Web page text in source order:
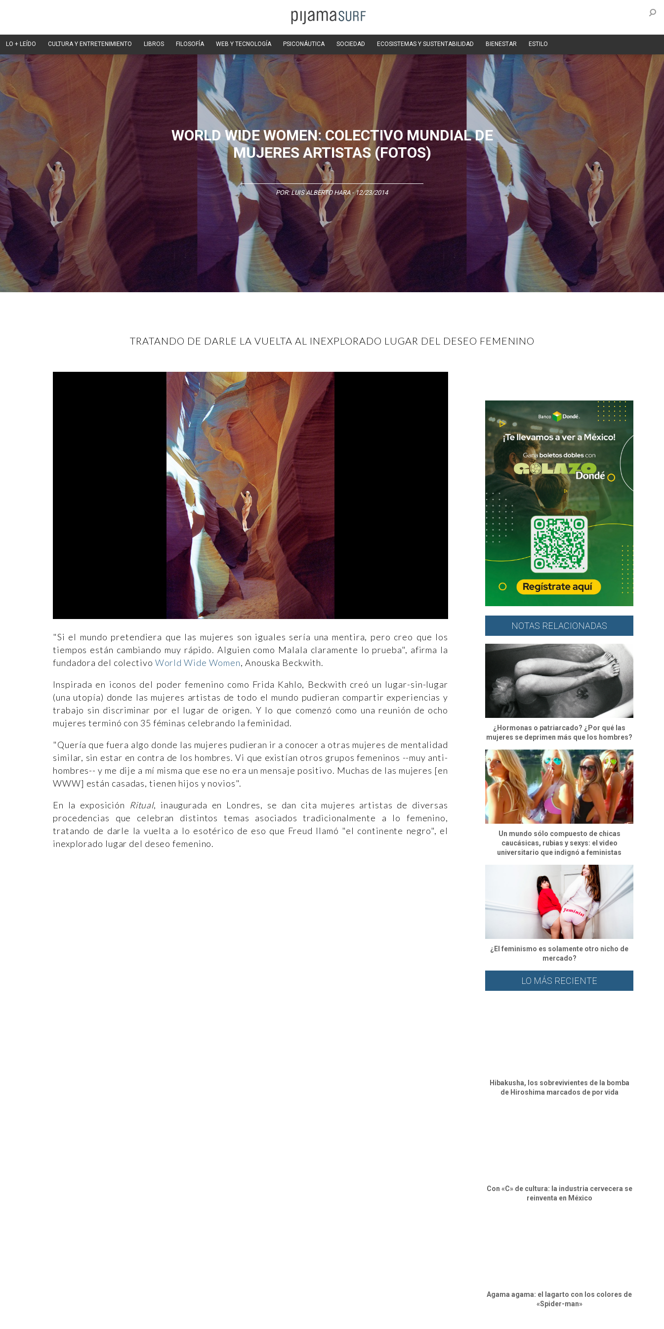
LO + LEÍDO CULTURA Y ENTRETENIMIENTO LIBROS FILOSOFÍA WEB Y TECNOLOGÍA PSICONÁUTICA SOCIEDAD ECOSISTEMAS Y SUSTENTABILIDAD BIENESTAR ESTILO
WORLD WIDE WOMEN: COLECTIVO MUNDIAL DE
MUJERES ARTISTAS (FOTOS)
POR: LUIS ALBERTO HARA- 12/23/2014
TRATANDO DE DARLE LA VUELTA AL INEXPLORADO LUGAR DEL DESEO FEMENINO
"Si el mundo pretendiera que las mujeres son iguales sería una mentira, pero creo que los
tiempos están cambiando muy rápido. Alguien como Malala claramente lo prueba", afirma la
fundadora del colectivo World Wide Women, Anouska Beckwith.
Inspirada en iconos del poder femenino como Frida Kahlo, Beckwith creó un lugar-sin-lugar
(una utopía) donde las mujeres artistas de todo el mundo pudieran compartir experiencias y
trabajo sin discriminar por el lugar de origen. Y lo que comenzó como una reunión de ocho
mujeres terminó con 35 féminas celebrando la feminidad.
"Quería que fuera algo donde las mujeres pudieran ir a conocer a otras mujeres de mentalidad
similar, sin estar en contra de los hombres. Vi que existían otros grupos femeninos --muy anti-
hombres-- y me dije a mí misma que ese no era un mensaje positivo. Muchas de las mujeres [en
WWW] están casadas, tienen hijos y novios".
En la exposición Ritual, inaugurada en Londres, se dan cita mujeres artistas de diversas
procedencias que celebran distintos temas asociados tradicionalmente a lo femenino,
tratando de darle la vuelta a lo esotérico de eso que Freud llamó "el continente negro", el
inexplorado lugar del deseo femenino.
NOTAS RELACIONADAS
¿Hormonas o patriarcado? ¿Por qué las
mujeres se deprimen más que los hombres?
Un mundo sólo compuesto de chicas
caucásicas, rubias y sexys: el video
universitario que indignó a feministas
¿El feminismo es solamente otro nicho de
mercado?
LO MÁS RECIENTE
Hibakusha, los sobrevivientes de la bomba
de Hiroshima marcados de por vida
Con «C» de cultura: la industria cervecera se
reinventa en México
Agama agama: el lagarto con los colores de
«Spider-man»